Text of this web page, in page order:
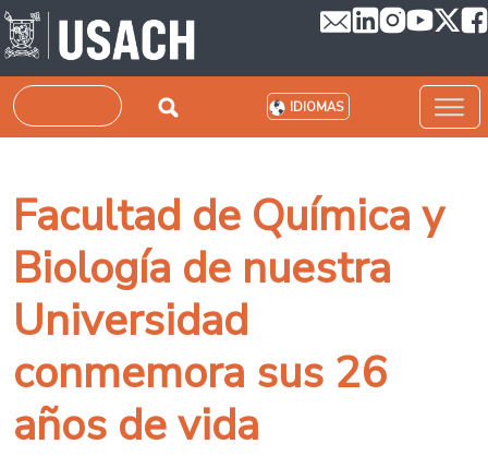
Pasar al contenido principal
Buscar IDIOMAS
Facultad de Química y
Biología de nuestra
Universidad
conmemora sus 26
años de vida